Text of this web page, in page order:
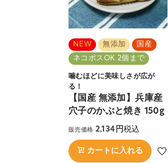
NEW 無添加
国産
ネコポスOK 2個まで
噛むほどに美味しさが広が
る！
【国産 無添加】兵庫産
穴子のかぶと焼き 150g
販売価格 2,134 税込
カートに入れる